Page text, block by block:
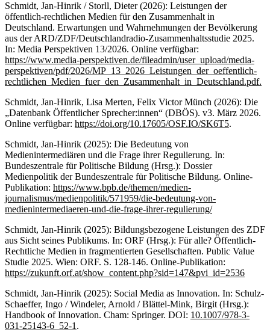
Schmidt, Jan-Hinrik / Storll, Dieter (2026): Leistungen der
öffentlich-rechtlichen Medien für den Zusammenhalt in
Deutschland. Erwartungen und Wahrnehmungen der Bevölkerung
aus der ARD/ZDF/Deutschlandradio-Zusammenhaltsstudie 2025.
In: Media Perspektiven 13/2026. Online verfügbar:
https://www.media-perspektiven.de/fileadmin/user_upload/media-
perspektiven/pdf/2026/MP_13_2026_Leistungen_der_oeffentlich-
rechtlichen_Medien_fuer_den_Zusammenhalt_in_Deutschland.pdf.
Schmidt, Jan-Hinrik, Lisa Merten, Felix Victor Münch (2026): Die
„Datenbank Öffentlicher Sprecher:innen“ (DBÖS). v3. März 2026.
Online verfügbar: https://doi.org/10.17605/OSF.IO/SK6T5.
Schmidt, Jan-Hinrik (2025): Die Bedeutung von
Medienintermediären und die Frage ihrer Regulierung. In:
Bundeszentrale für Politische Bildung (Hrsg.): Dossier
Medienpolitik der Bundeszentrale für Politische Bildung. Online-
Publikation: https://www.bpb.de/themen/medien-
journalismus/medienpolitik/571959/die-bedeutung-von-
medienintermediaeren-und-die-frage-ihrer-regulierung/
Schmidt, Jan-Hinrik (2025): Bildungsbezogene Leistungen des ZDF
aus Sicht seines Publikums. In: ORF (Hrsg.): Für alle? Öffentlich-
Rechtliche Medien in fragmentierten Gesellschaften. Public Value
Studie 2025. Wien: ORF. S. 128-146. Online-Publikation:
https://zukunft.orf.at/show_content.php?sid=147&pvi_id=2536
Schmidt, Jan-Hinrik (2025): Social Media as Innovation. In: Schulz-
Schaeffer, Ingo / Windeler, Arnold / Blättel-Mink, Birgit (Hrsg.):
Handbook of Innovation. Cham: Springer. DOI: 10.1007/978-3-
031-25143-6_52-1 .